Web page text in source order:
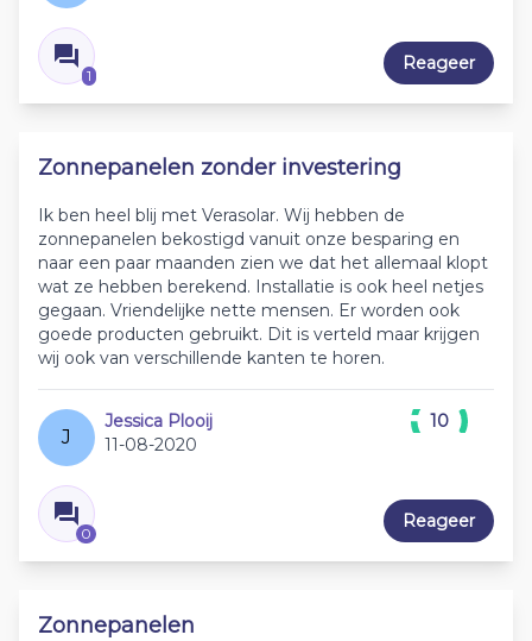
1
Reageer
Zonnepanelen zonder investering
Ik ben heel blij met Verasolar. Wij hebben de
zonnepanelen bekostigd vanuit onze besparing en
naar een paar maanden zien we dat het allemaal klopt
wat ze hebben berekend. Installatie is ook heel netjes
gegaan. Vriendelijke nette mensen. Er worden ook
goede producten gebruikt. Dit is verteld maar krijgen
wij ook van verschillende kanten te horen.
J
Jessica Plooij
11-08-2020
0
10
Reageer
Zonnepanelen